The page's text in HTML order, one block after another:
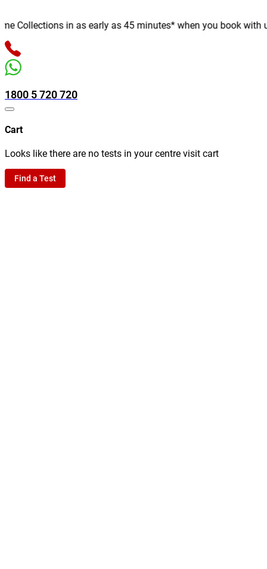
Collections in as early as 45 minutes* when you book with
1800 5 720 720
Cart
Looks like there are no tests in your centre visit cart
Find a Test